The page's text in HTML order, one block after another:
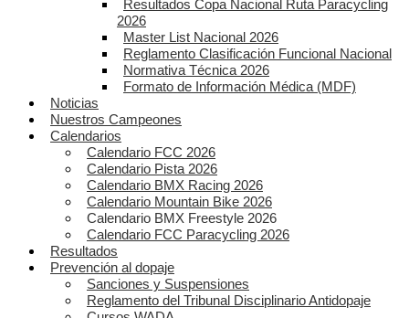
Resultados Copa Nacional Ruta Paracycling
2026
Master List Nacional 2026
Reglamento Clasificación Funcional Nacional
Normativa Técnica 2026
Formato de Información Médica (MDF)
Noticias
Nuestros Campeones
Calendarios
Calendario FCC 2026
Calendario Pista 2026
Calendario BMX Racing 2026
Calendario Mountain Bike 2026
Calendario BMX Freestyle 2026
Calendario FCC Paracycling 2026
Resultados
Prevención al dopaje
Sanciones y Suspensiones
Reglamento del Tribunal Disciplinario Antidopaje